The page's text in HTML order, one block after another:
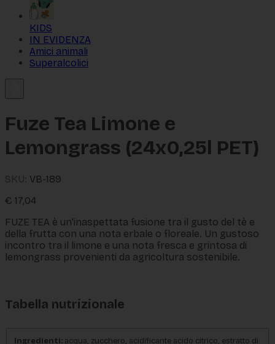
KIDS
IN EVIDENZA
Amici animali
Superalcolici
Fuze Tea Limone e
Lemongrass (24x0,25l PET)
SKU: VB-189
€ 17,04
FUZE TEA è un'inaspettata fusione tra il gusto del tè e
della frutta con una nota erbale o floreale. Un gustoso
incontro tra il limone e una nota fresca e grintosa di
lemongrass provenienti da agricoltura sostenibile.
Tabella nutrizionale
Ingredienti: acqua, zucchero, acidificante acido citrico, estratto di